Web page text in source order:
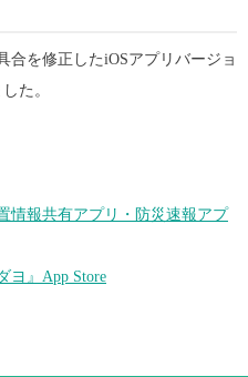
合を修正したiOSアプリバージョ
た。
情報共有アプリ・防災速報アプ
ヨ』App Store